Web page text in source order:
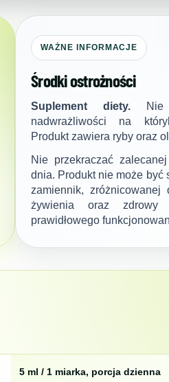
WAŻNE INFORMACJE
Środki ostrożności
Suplement diety.Nie
nadwrażliwości na
Produkt zawiera ryby oraz
Nie przekraczać
dnia. Produkt nie może być
zamiennik, zróżnicowanej
żywienia oraz
prawidłowego
5 ml / 1 miarka, porcja dzienna